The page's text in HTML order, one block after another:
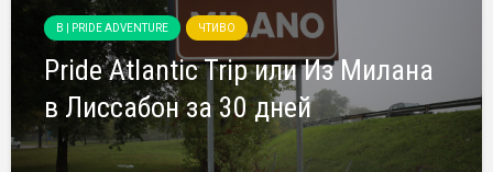
B | PRIDE ADVENTURE ЧТИВО
Pride Atlantic Trip или Из Милана
в Лиссабон за 30 дней